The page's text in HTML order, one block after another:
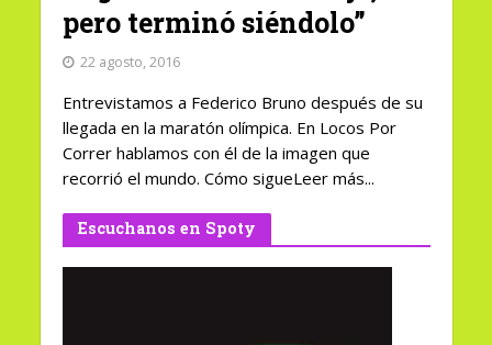
pero terminó siéndolo”
22 agosto, 2016
Entrevistamos a Federico Bruno después de su
llegada en la maratón olímpica. En Locos Por
Correr hablamos con él de la imagen que
recorrió el mundo. Cómo sigueLeer más...
Escuchanos en Spoty